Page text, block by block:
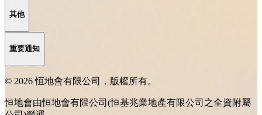
其他
重要通知
© 2026 恒地會有限公司，版權所有。
恒地會由恒地會有限公司(恒基兆業地產有限公司之全資附屬